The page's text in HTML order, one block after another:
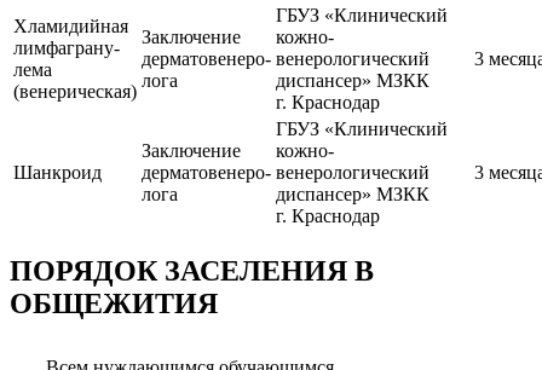
Хламидийная
лимфаграну­
лема
(венерическая)
Заключение
дерматовенеро­
лога
ГБУЗ «Клинический
кожно-
венерологический
диспансер» МЗКК
г. Краснодар
3
Шанкроид
Заключение
дерматовенеро­
лога
ГБУЗ «Клинический
кожно-
венерологический
диспансер» МЗКК
г. Краснодар
3
ПОРЯДОК ЗАСЕЛЕНИЯ В
ОБЩЕЖИТИЯ